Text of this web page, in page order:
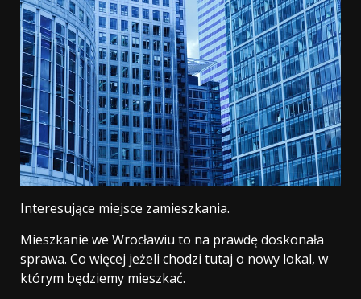
Interesujące miejsce zamieszkania.
Mieszkanie we Wrocławiu to na prawdę doskonała
sprawa. Co więcej jeżeli chodzi tutaj o nowy lokal, w
którym będziemy mieszkać.